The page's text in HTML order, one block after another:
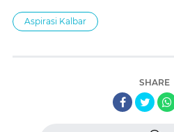
Aspirasi Kalbar
SHARE